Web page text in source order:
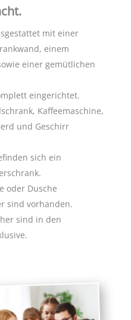
mit einer
einem
einer gemütlichen
eingerichtet.
Kaffeemaschine,
und Geschirr
sich ein
oder Dusche
sind vorhanden.
sind in den